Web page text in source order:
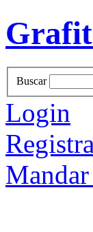
Buscar
Login